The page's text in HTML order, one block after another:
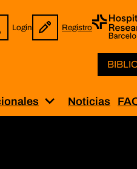
Login Registro
“Solicitud de
Muestra el
Noticias